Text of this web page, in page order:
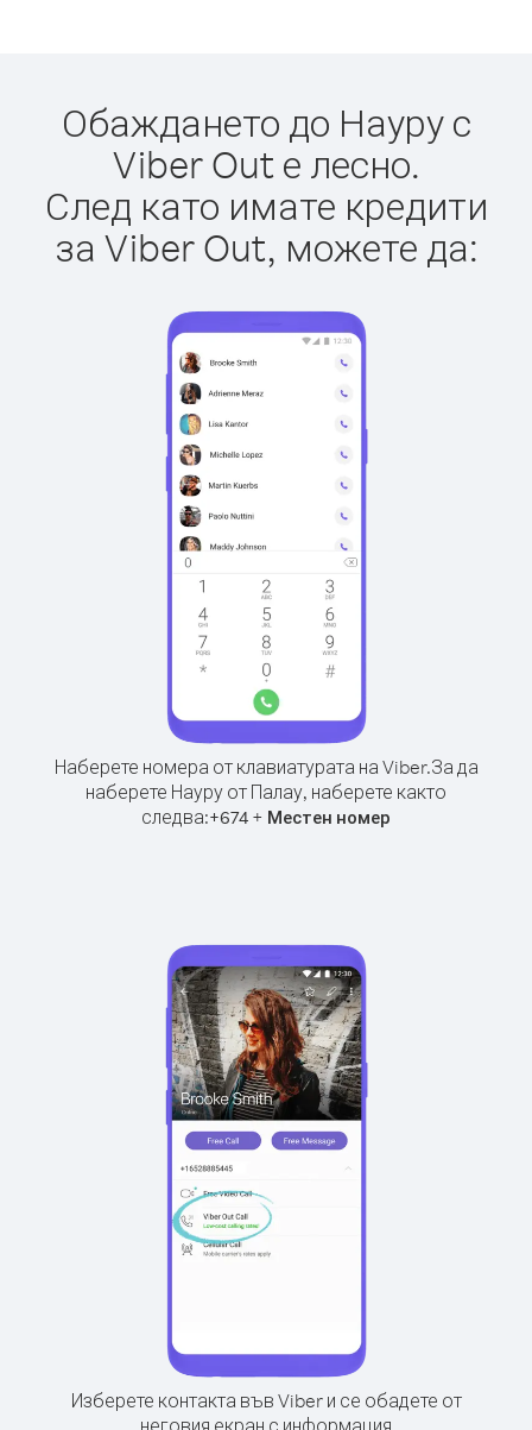
Обаждането до Науру с
Viber Out е лесно.
След като имате кредити
за Viber Out, можете да:
Наберете номера от клавиатурата на Viber.За да
наберете Науру от Палау, наберете както
следва:+674 + Местен номер
Изберете контакта във Viber и се обадете от
неговия екран с информация